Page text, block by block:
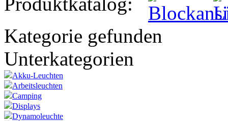
Kategorie gefunden
Unterkategorien
Akku-Leuchten
Arbeitsleuchten
Camping
Displays
Dynamoleuchte